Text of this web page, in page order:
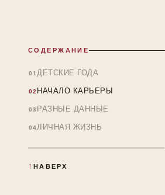
СОДЕРЖАНИЕ
ДЕТСКИЕ ГОДА
НАЧАЛО КАРЬЕРЫ
РАЗНЫЕ ДАННЫЕ
ЛИЧНАЯ ЖИЗНЬ
НАВЕРХ